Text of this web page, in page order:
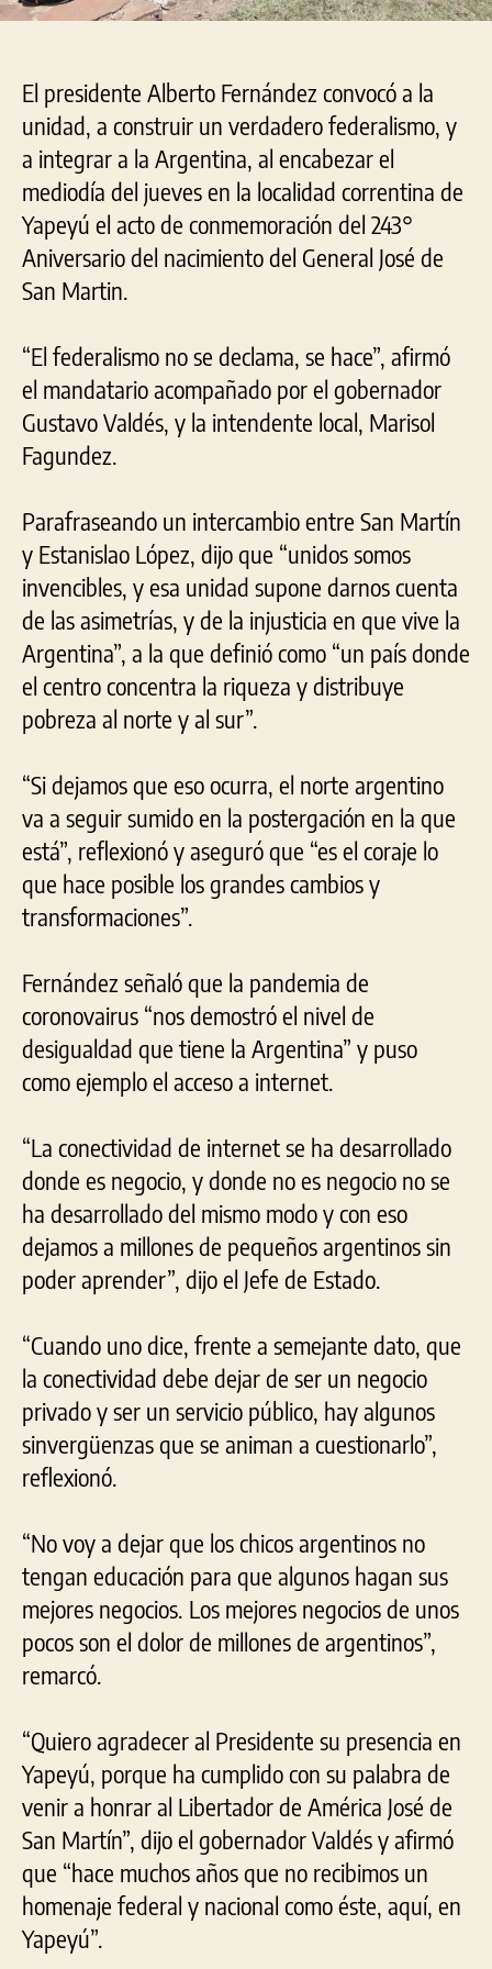
El presidente Alberto Fernández convocó a la
unidad, a construir un verdadero federalismo, y
a integrar a la Argentina, al encabezar el
mediodía del jueves en la localidad correntina de
Yapeyú el acto de conmemoración del 243°
Aniversario del nacimiento del General José de
San Martin.
“El federalismo no se declama, se hace”, afirmó
el mandatario acompañado por el gobernador
Gustavo Valdés, y la intendente local, Marisol
Fagundez.
Parafraseando un intercambio entre San Martín
y Estanislao López, dijo que “unidos somos
invencibles, y esa unidad supone darnos cuenta
de las asimetrías, y de la injusticia en que vive la
Argentina”, a la que definió como “un país donde
el centro concentra la riqueza y distribuye
pobreza al norte y al sur”.
“Si dejamos que eso ocurra, el norte argentino
va a seguir sumido en la postergación en la que
está”, reflexionó y aseguró que “es el coraje lo
que hace posible los grandes cambios y
transformaciones”.
Fernández señaló que la pandemia de
coronovairus “nos demostró el nivel de
desigualdad que tiene la Argentina” y puso
como ejemplo el acceso a internet.
“La conectividad de internet se ha desarrollado
donde es negocio, y donde no es negocio no se
ha desarrollado del mismo modo y con eso
dejamos a millones de pequeños argentinos sin
poder aprender”, dijo el Jefe de Estado.
“Cuando uno dice, frente a semejante dato, que
la conectividad debe dejar de ser un negocio
privado y ser un servicio público, hay algunos
sinvergüenzas que se animan a cuestionarlo”,
reflexionó.
“No voy a dejar que los chicos argentinos no
tengan educación para que algunos hagan sus
mejores negocios. Los mejores negocios de unos
pocos son el dolor de millones de argentinos”,
remarcó.
“Quiero agradecer al Presidente su presencia en
Yapeyú, porque ha cumplido con su palabra de
venir a honrar al Libertador de América José de
San Martín”, dijo el gobernador Valdés y afirmó
que “hace muchos años que no recibimos un
homenaje federal y nacional como éste, aquí, en
Yapeyú”.